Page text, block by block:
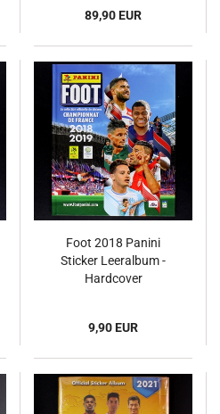
89,90 EUR
Foot 2018 Panini
Sticker Leeralbum -
Hardcover
9,90 EUR